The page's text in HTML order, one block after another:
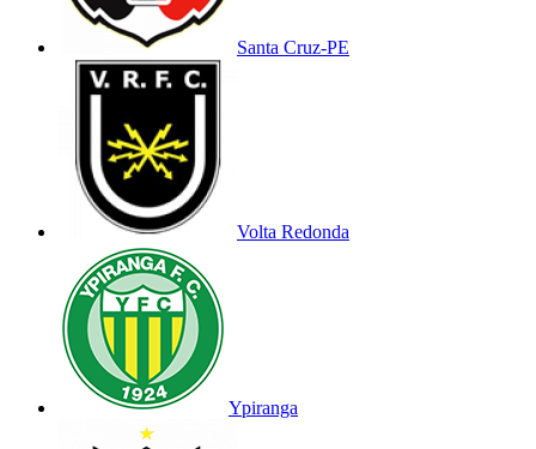
Santa Cruz-PE
Volta Redonda
Ypiranga